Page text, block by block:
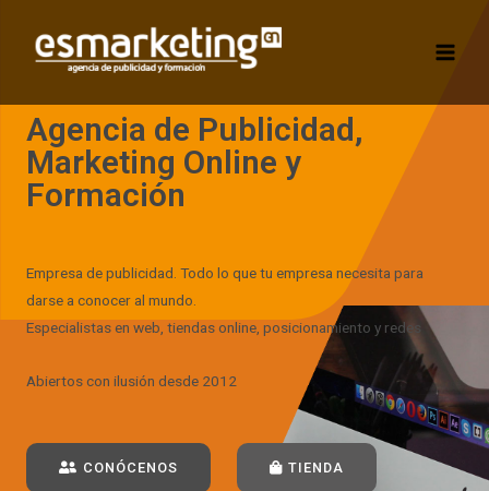
Agencia de Publicidad,
Marketing Online y
Formación
Empresa de publicidad. Todo lo que tu empresa necesita para
darse a conocer al mundo.
Especialistas en web, tiendas online, posicionamiento y redes
Abiertos con ilusión desde 2012
CONÓCENOS TIENDA